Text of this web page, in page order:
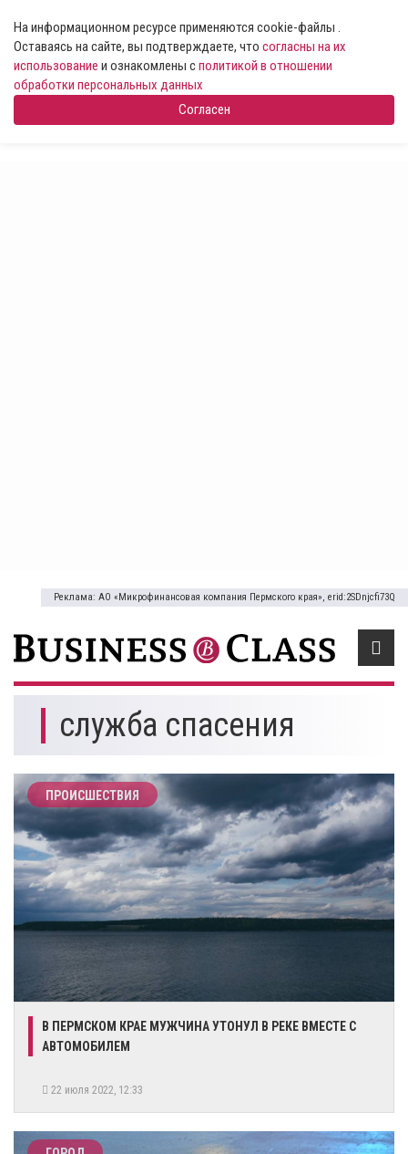
На информационном ресурсе применяются cookie-файлы .
Оставаясь на сайте, вы подтверждаете, что согласны на их
использование и ознакомлены сполитикой в отношении
обработки персональных данных
Согласен
Реклама: АО «Микрофинансовая компания Пермского края», erid:2SDnjcfi73Q
служба спасения
ПРОИСШЕСТВИЯ
​В ПЕРМСКОМ КРАЕ МУЖЧИНА УТОНУЛ В РЕКЕ ВМЕСТЕ С
АВТОМОБИЛЕМ
22 июля 2022, 12:33